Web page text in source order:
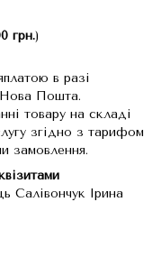
грн.)
в разі
Пошта.
товару на складі
згідно з тарифом
замовлення.
Салівончук Ірина